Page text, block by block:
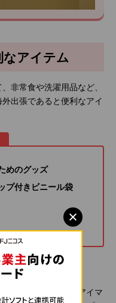
なアイテム
非常食や洗濯用品など、
出張であると便利なアイ
めのグッズ
プ付きビニール袋
めのグッズ
過ごすためには、アイマ